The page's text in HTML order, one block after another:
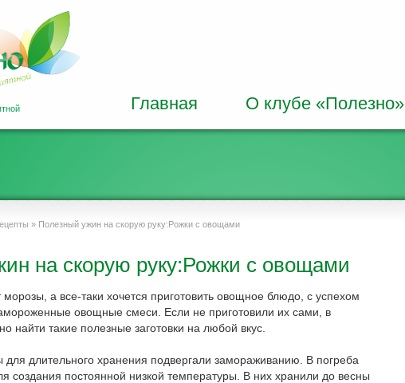
Главная О клубе «Полезно»
» Полезный ужин на скорую руку:Рожки с овощами
на скорую руку:Рожки с овощами
морозы, а все-таки хочется приготовить овощное блюдо, с успехом
овощные смеси. Если не приготовили их сами, в
найти такие полезные заготовки на любой вкус.
для длительного хранения подвергали замораживанию. В погреба
создания постоянной низкой температуры. В них хранили до весны